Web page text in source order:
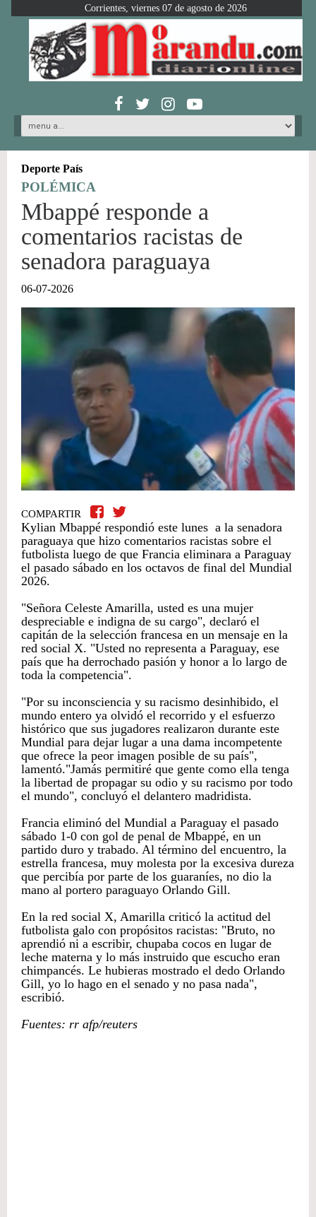
Corrientes, viernes 07 de agosto de 2026
Deporte País
POLÉMICA
Mbappé responde a
comentarios racistas de
senadora paraguaya
06-07-2026
COMPARTIR
Kylian Mbappé respondió este lunes a la senadora
paraguaya que hizo comentarios racistas sobre el
futbolista luego de que Francia eliminara a Paraguay
el pasado sábado en los octavos de final del Mundial
2026.
"Señora Celeste Amarilla, usted es una mujer
despreciable e indigna de su cargo", declaró el
capitán de la selección francesa en un mensaje en la
red social X. "Usted no representa a Paraguay, ese
país que ha derrochado pasión y honor a lo largo de
toda la competencia".
"Por su inconsciencia y su racismo desinhibido, el
mundo entero ya olvidó el recorrido y el esfuerzo
histórico que sus jugadores realizaron durante este
Mundial para dejar lugar a una dama incompetente
que ofrece la peor imagen posible de su país",
lamentó."Jamás permitiré que gente como ella tenga
la libertad de propagar su odio y su racismo por todo
el mundo", concluyó el delantero madridista.
Francia eliminó del Mundial a Paraguay el pasado
sábado 1-0 con gol de penal de Mbappé, en un
partido duro y trabado. Al término del encuentro, la
estrella francesa, muy molesta por la excesiva dureza
que percibía por parte de los guaraníes, no dio la
mano al portero paraguayo Orlando Gill.
En la red social X, Amarilla criticó la actitud del
futbolista galo con propósitos racistas: "Bruto, no
aprendió ni a escribir, chupaba cocos en lugar de
leche materna y lo más instruido que escucho eran
chimpancés. Le hubieras mostrado el dedo Orlando
Gill, yo lo hago en el senado y no pasa nada",
escribió.
Fuentes: rr afp/reuters